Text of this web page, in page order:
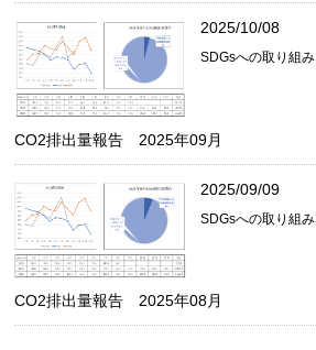
2025/10/08
SDGsへの取り組み
CO2排出量報告 2025年09月
2025/09/09
SDGsへの取り組み
CO2排出量報告 2025年08月